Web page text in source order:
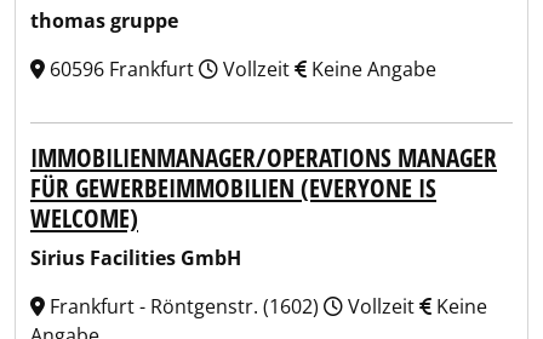
thomas gruppe
60596 Frankfurt
Vollzeit Keine Angabe
IMMOBILIENMANAGER/OPERATIONS MANAGER
FÜR GEWERBEIMMOBILIEN (EVERYONE IS
WELCOME)
Sirius Facilities GmbH
Frankfurt - Röntgenstr. (1602)
Vollzeit
Keine